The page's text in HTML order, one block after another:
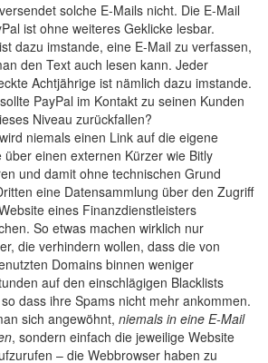
solche E-Mails nicht. Die E-Mail
ist ohne weiteres Geklicke lesbar.
dazu imstande, eine E-Mail zu verfassen,
den Text auch lesen kann. Jeder
Achtjährige ist nämlich dazu imstande.
PayPal im Kontakt zu seinen Kunden
Niveau zurückfallen?
niemals einen Link auf die eigene
über einen externen Kürzer wie Bitly
und damit ohne technischen Grund
eine Datensammlung über den Zugriff
eines Finanzdienstleisters
So etwas machen wirklich nur
die verhindern wollen, dass die von
Domains binnen weniger
auf den einschlägigen Blacklists
dass ihre Spams nicht mehr ankommen.
sich angewöhnt, niemals in eine E-Mail
, sondern einfach die jeweilige Website
– die Webbrowser haben zu